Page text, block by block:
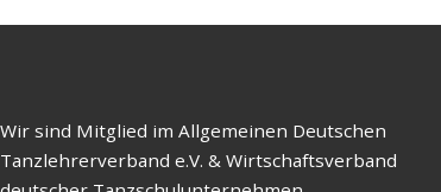
Wir sind Mitglied im Allgemeinen Deutschen
Tanzlehrerverband e.V. & Wirtschaftsverband